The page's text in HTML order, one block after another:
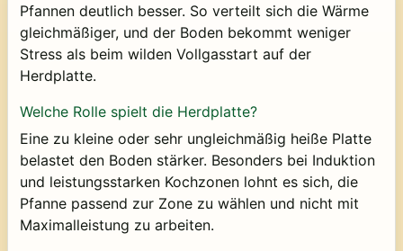
Pfannen deutlich besser. So verteilt sich die Wärme
gleichmäßiger, und der Boden bekommt weniger
Stress als beim wilden Vollgasstart auf der
Herdplatte.
Welche Rolle spielt die Herdplatte?
Eine zu kleine oder sehr ungleichmäßig heiße Platte
belastet den Boden stärker. Besonders bei Induktion
und leistungsstarken Kochzonen lohnt es sich, die
Pfanne passend zur Zone zu wählen und nicht mit
Maximalleistung zu arbeiten.